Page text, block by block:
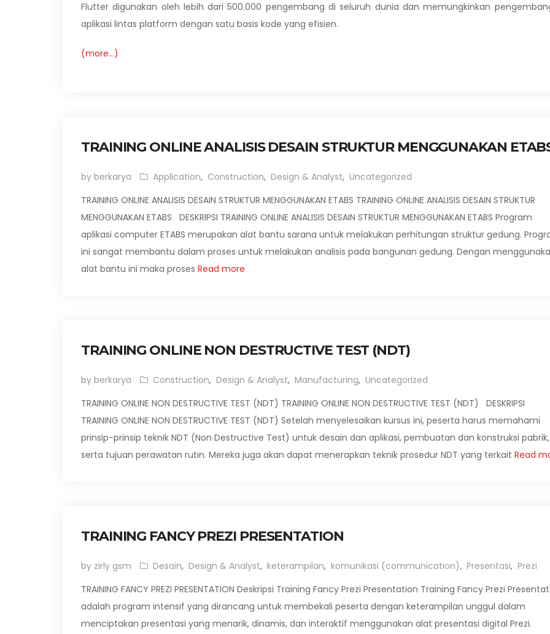
Flutter digunakan oleh lebih dari 500.000 pengembang di seluruh dunia dan memungkinkan
aplikasi lintas platform dengan satu basis kode yang efisien.
(more…)
TRAINING ONLINE ANALISIS DESAIN STRUKTUR MENGGUNAKAN
by berkarya Application, Construction, Design & Analyst, Uncategorized
TRAINING ONLINE ANALISIS DESAIN STRUKTUR MENGGUNAKAN ETABS TRAINING ONLINE ANALISIS DESAIN STRUKTUR
MENGGUNAKAN ETABS DESKRIPSI TRAINING ONLINE ANALISIS DESAIN STRUKTUR MENGGUNAKAN ETABS Program
aplikasi computer ETABS merupakan alat bantu sarana untuk melakukan perhitungan struktur gedung.
ini sangat membantu dalam proses untuk melakukan analisis pada bangunan gedung. Dengan
alat bantu ini maka proses Read more
TRAINING ONLINE NON DESTRUCTIVE TEST (NDT)
by berkarya Construction, Design & Analyst, Manufacturing, Uncategorized
TRAINING ONLINE NON DESTRUCTIVE TEST (NDT) TRAINING ONLINE NON DESTRUCTIVE TEST (NDT) DESKRIPSI
TRAINING ONLINE NON DESTRUCTIVE TEST (NDT) Setelah menyelesaikan kursus ini, peserta harus memahami
prinsip-prinsip teknik NDT (Non Destructive Test) untuk desain dan aplikasi, pembuatan dan konstruksi pabrik,
serta tujuan perawatan rutin. Mereka juga akan dapat menerapkan teknik prosedur NDT yang terkait Read
TRAINING FANCY PREZI PRESENTATION
by zirly gsm Desain, Design & Analyst, keterampilan, komunikasi (communication), Presentasi, Prezi
TRAINING FANCY PREZI PRESENTATION Deskripsi Training Fancy Prezi Presentation Training Fancy Prezi
adalah program intensif yang dirancang untuk membekali peserta dengan keterampilan unggul dalam
menciptakan presentasi yang menarik, dinamis, dan interaktif menggunakan alat presentasi digital Prezi.